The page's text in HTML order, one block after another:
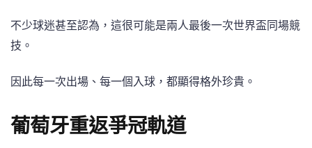
不少球迷甚至認為，這很可能是兩人最後一次世界盃同場競
技。
因此每一次出場、每一個入球，都顯得格外珍貴。
葡萄牙重返爭冠軌道